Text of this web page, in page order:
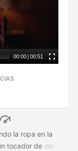
00:00 | 00:51
la ropa en la
tocador de